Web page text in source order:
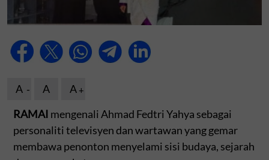
A A
A
RAMAI mengenali Ahmad Fedtri Yahya sebagai
personaliti televisyen dan wartawan yang gemar
membawa penonton menyelami sisi budaya, sejarah